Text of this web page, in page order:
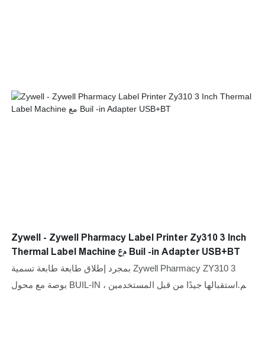
Zywell - Zywell Pharmacy Label Printer Zy310 3 Inch
Thermal Label Machine مع Buil -in Adapter USB+BT
بمجرد إطلاق طابعة طابعة تسمية Zywell Pharmacy ZY310 3
بوصة مع محول BUIL-IN ، تم استقبالها جيدًا من قبل المستخدمين